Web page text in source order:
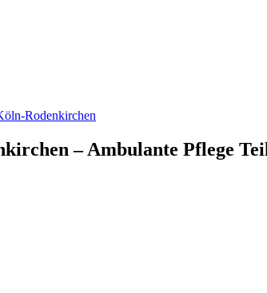
Rodenkirchen
– Ambulante Pflege